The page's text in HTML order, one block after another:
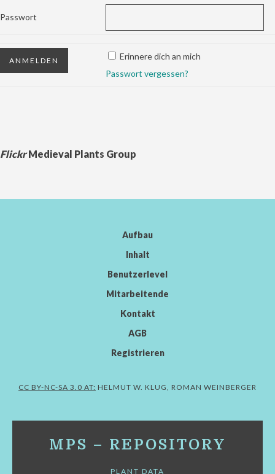
Passwort
Erinnere dich an mich
Passwort vergessen?
FlickrMedieval Plants Group
Aufbau
Inhalt
Benutzerlevel
Mitarbeitende
Kontakt
AGB
Registrieren
CC BY-NC-SA 3.0 AT: HELMUT W. KLUG, ROMAN WEINBERGER
MPS – REPOSITORY
PLANT DATA